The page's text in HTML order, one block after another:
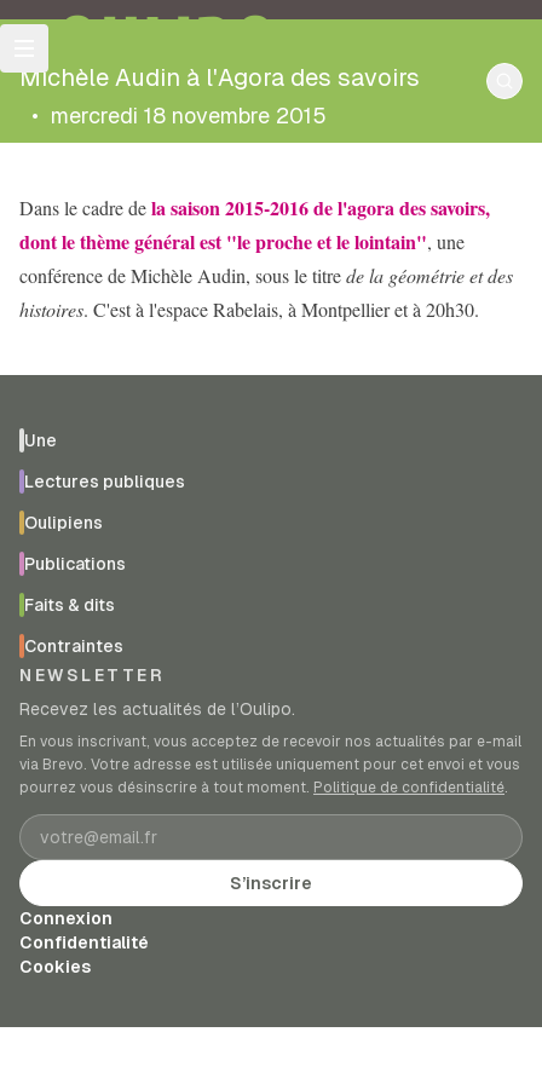
OULIPO
Michèle Audin à l'Agora des savoirs
• mercredi 18 novembre 2015
Dans le cadre dela saison 2015-2016 de l'agora des savoirs,
dont le thème général est "le proche et le lointain", une
conférence de Michèle Audin, sous le titrede la géométrie et des
histoires. C'est à l'espace Rabelais, à Montpellier et à 20h30.
Une
Lectures publiques
Oulipiens
Publications
Faits & dits
Contraintes
NEWSLETTER
Recevez les actualités de l’Oulipo.
En vous inscrivant, vous acceptez de recevoir nos actualités par e-mail
via Brevo. Votre adresse est utilisée uniquement pour cet envoi et vous
pourrez vous désinscrire à tout moment. Politique de confidentialité.
Adresse e-mail
S’inscrire
Connexion
Confidentialité
Cookies